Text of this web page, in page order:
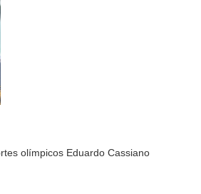
olímpicos Eduardo Cassiano